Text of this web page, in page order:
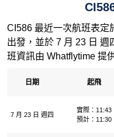
CI586 最近一次航班表定
出發，並於 7 月 23 日 週
班資訊由 Whatflytime 提
日期 起飛
7 月 23 日 週四
實際：11:43
預計：11:30